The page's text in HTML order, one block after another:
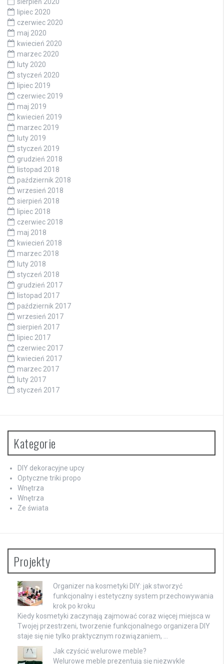
lipiec 2020
czerwiec 2020
maj 2020
kwiecień 2020
marzec 2020
luty 2020
styczeń 2020
lipiec 2019
czerwiec 2019
maj 2019
kwiecień 2019
marzec 2019
luty 2019
styczeń 2019
grudzień 2018
listopad 2018
październik 2018
wrzesień 2018
sierpień 2018
lipiec 2018
czerwiec 2018
maj 2018
kwiecień 2018
marzec 2018
luty 2018
styczeń 2018
grudzień 2017
listopad 2017
październik 2017
wrzesień 2017
sierpień 2017
lipiec 2017
czerwiec 2017
kwiecień 2017
marzec 2017
luty 2017
styczeń 2017
Kategorie
DIY dekoracyjne upcy
Optyczne triki propo
Wnętrza
Wnętrza
Ze świata
Projekty
Organizer na kosmetyki DIY: jak stworzyć
funkcjonalny i estetyczny system przechowywania
krok po kroku
Kiedy kosmetyki zaczynają zajmować coraz więcej miejsca w
Twojej przestrzeni, tworzenie funkcjonalnego organizera DIY
staje się nie tylko praktycznym rozwiązaniem, …
Jak czyścić welurowe meble?
Welurowe meble prezentują się niezwykle